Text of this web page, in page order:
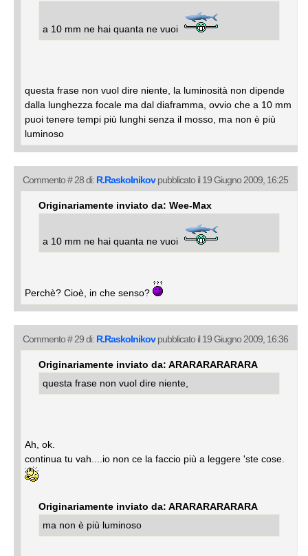
a 10 mm ne hai quanta ne vuoi
questa frase non vuol dire niente, la luminosità non dipende
dalla lunghezza focale ma dal diaframma, ovvio che a 10 mm
puoi tenere tempi più lunghi senza il mosso, ma non è più
luminoso
Commento # 28 di: R.Raskolnikovpubblicato il 19 Giugno 2009, 16:25
Originariamente inviato da: Wee-Max
a 10 mm ne hai quanta ne vuoi
Perchè? Cioè, in che senso?
Commento # 29 di: R.Raskolnikovpubblicato il 19 Giugno 2009, 16:36
Originariamente inviato da: ARARARARARARA
questa frase non vuol dire niente,
Ah, ok.
continua tu vah....io non ce la faccio più a leggere 'ste cose.
Originariamente inviato da: ARARARARARARA
ma non è più luminoso